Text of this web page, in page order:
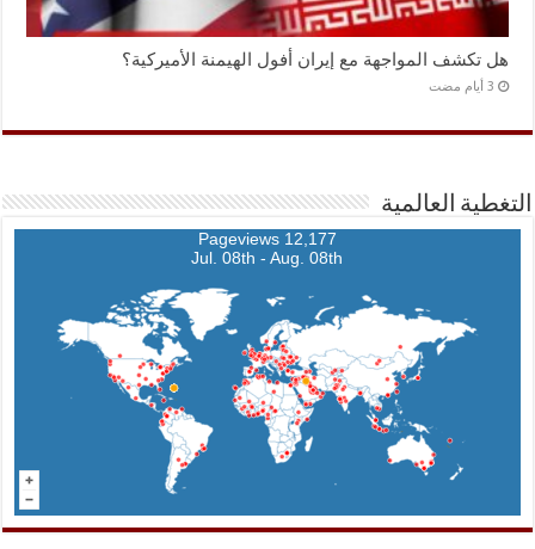
هل تكشف المواجهة مع إيران أفول الهيمنة الأميركية؟
التغطية العالمية
12,177 Pageviews
Jul. 08th - Aug. 08th